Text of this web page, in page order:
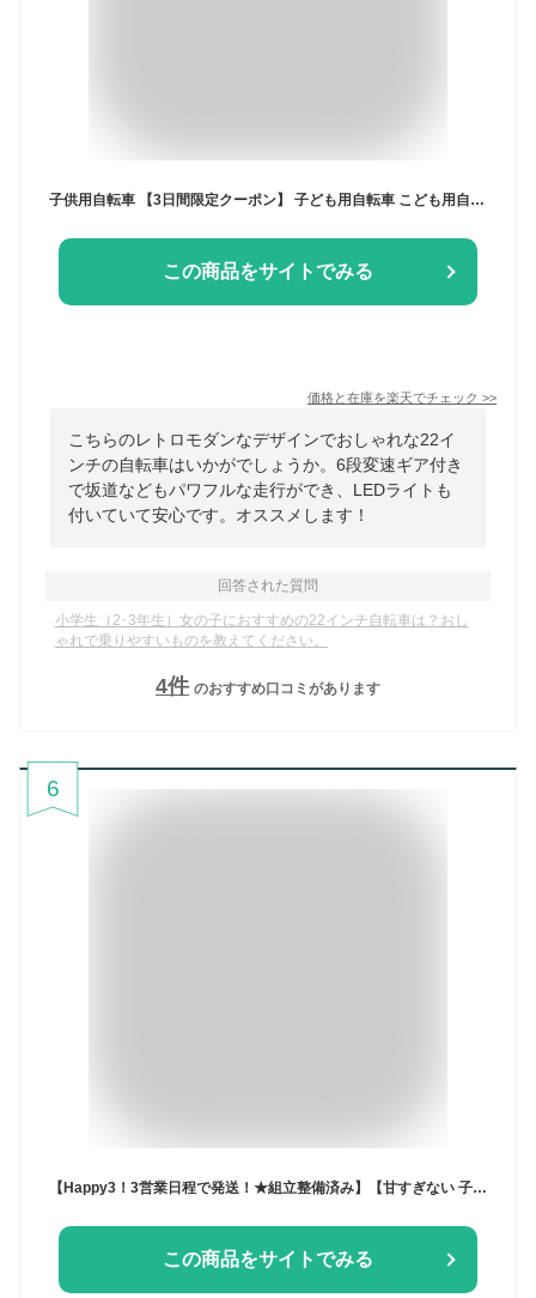
この商品をサイトでみる
価格と在庫を楽天でチェック >>
こちらのレトロモダンなデザインでおしゃれな22イ
ンチの自転車はいかがでしょうか。6段変速ギア付き
で坂道などもパワフルな走行ができ、LEDライトも
付いていて安心です。オススメします！
回答された質問
小学生（2･3年生）女の子におすすめの22インチ自転車は？おし
ゃれで乗りやすいものを教えてください。
4件 のおすすめ口コミがあります
6
この商品をサイトでみる